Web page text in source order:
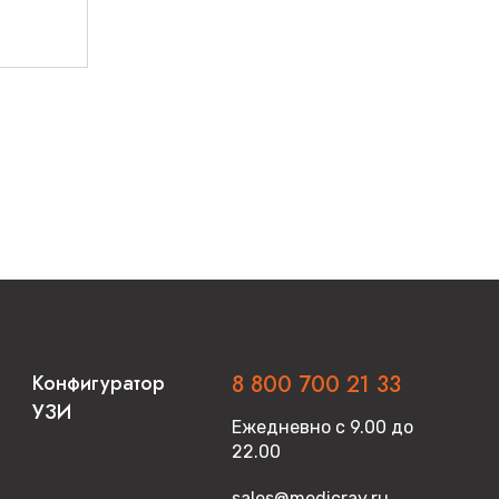
Конфигуратор
УЗИ
8 800 700 21 33
Ежедневно с 9.00 до
22.00